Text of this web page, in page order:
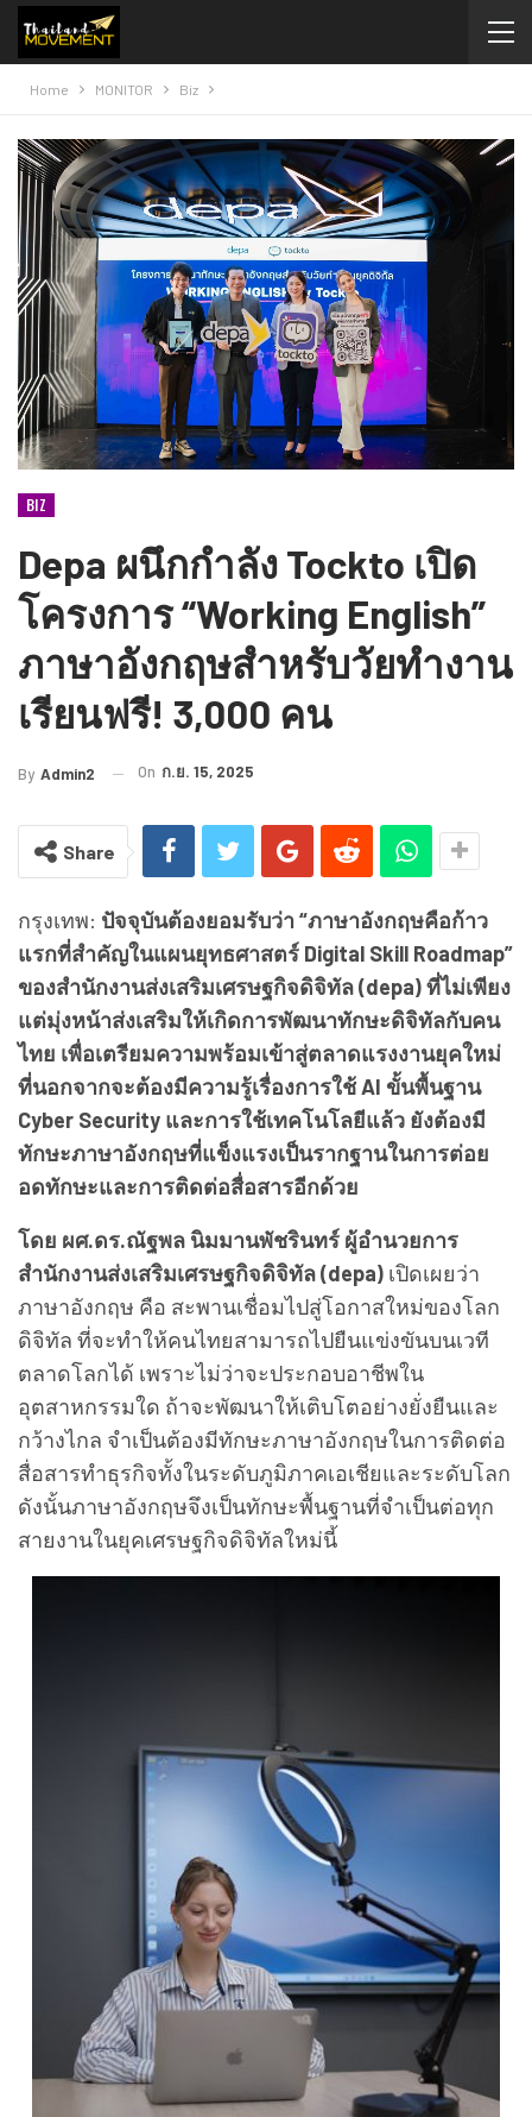
Home MONITOR Biz
BIZ
Depa ผนึกกำลัง Tockto เปิด
โครงการ “Working English”
ภาษาอังกฤษสำหรับวัยทำงาน
เรียนฟรี! 3,000 คน
By Admin2 On ก.ย. 15, 2025
Share
กรุงเทพ: ปัจจุบันต้องยอมรับว่า “ภาษาอังกฤษคือก้าว
แรกที่สำคัญในแผนยุทธศาสตร์ Digital Skill Roadmap”
ของสำนักงานส่งเสริมเศรษฐกิจดิจิทัล (depa) ที่ไม่เพียง
แต่มุ่งหน้าส่งเสริมให้เกิดการพัฒนาทักษะดิจิทัลกับคน
ไทย เพื่อเตรียมความพร้อมเข้าสู่ตลาดแรงงานยุคใหม่
ที่นอกจากจะต้องมีความรู้เรื่องการใช้ AI ขั้นพื้นฐาน
Cyber Security และการใช้เทคโนโลยีแล้ว ยังต้องมี
ทักษะภาษาอังกฤษที่แข็งแรงเป็นรากฐานในการต่อย
อดทักษะและการติดต่อสื่อสารอีกด้วย
โดย ผศ.ดร.ณัฐพล นิมมานพัชรินทร์ ผู้อำนวยการ
สำนักงานส่งเสริมเศรษฐกิจดิจิทัล (depa) เปิดเผยว่า
ภาษาอังกฤษ คือ สะพานเชื่อมไปสู่โอกาสใหม่ของโลก
ดิจิทัล ที่จะทำให้คนไทยสามารถไปยืนแข่งขันบนเวที
ตลาดโลกได้ เพราะไม่ว่าจะประกอบอาชีพใน
อุตสาหกรรมใด ถ้าจะพัฒนาให้เติบโตอย่างยั่งยืนและ
กว้างไกล จำเป็นต้องมีทักษะภาษาอังกฤษในการติดต่อ
สื่อสารทำธุรกิจทั้งในระดับภูมิภาคเอเชียและระดับโลก
ดังนั้นภาษาอังกฤษจึงเป็นทักษะพื้นฐานที่จำเป็นต่อทุก
สายงานในยุคเศรษฐกิจดิจิทัลใหม่นี้